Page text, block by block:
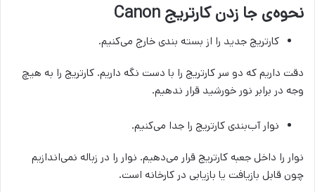
نحوه‌ی جا زدن کارتریج Canon
کارتریج جدید را از بسته بندی خارج می‌کنیم.
دقت داریم که دو سر کارتریج را با دست نگه داریم. کارتریج را به هیچ
وجه در برابر نور خورشید قرار ندهیم.
نوار آب‌بندی کارتریج را جدا می‌کنیم.
نوار را داخل جعبه کارتریج قرار می‌دهیم. نوار را در زباله نمی‌اندازیم
چون قابل بازیافت یا بازیابی در کارخانه است.